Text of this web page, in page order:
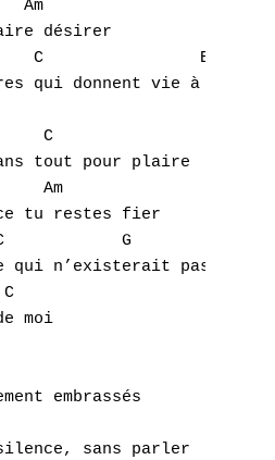
désirer
C                E
qui donnent vie à nos
C
tout pour plaire
Am
tu restes fier
G
qui n’existerait pas
C
moi
embrassés
sans parler